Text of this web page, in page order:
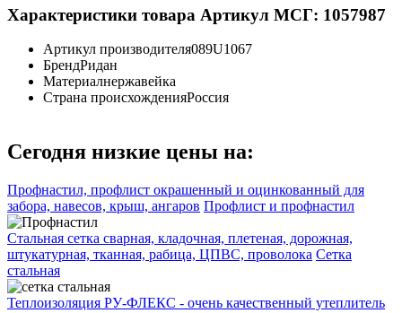
Характеристики товара Артикул МСГ: 1057987
Артикул производителя089U1067
БрендРидан
Материалнержавейка
Страна происхожденияРоссия
Сегодня низкие цены на:
Профнастил, профлист окрашенный и оцинкованный для
забора, навесов, крыш, ангаров Профлист и профнастил
Стальная сетка сварная, кладочная, плетеная, дорожная,
штукатурная, тканная, рабица, ЦПВС, проволока Сетка
стальная
Теплоизоляция РУ-ФЛЕКС - очень качественный утеплитель